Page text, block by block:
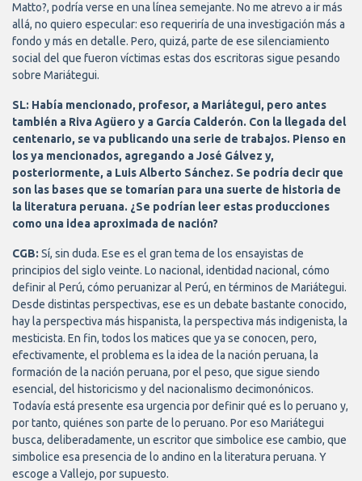
Matto?, podría verse en una línea semejante. No me atrevo a ir más
allá, no quiero especular: eso requeriría de una investigación más a
fondo y más en detalle. Pero, quizá, parte de ese silenciamiento
social del que fueron víctimas estas dos escritoras sigue pesando
sobre Mariátegui.
SL: Había mencionado, profesor, a Mariátegui, pero antes
también a Riva Agüero y a García Calderón. Con la llegada del
centenario, se va publicando una serie de trabajos. Pienso en
los ya mencionados, agregando a José Gálvez y,
posteriormente, a Luis Alberto Sánchez. Se podría decir que
son las bases que se tomarían para una suerte de historia de
la literatura peruana. ¿Se podrían leer estas producciones
como una idea aproximada de nación?
CGB: Sí, sin duda. Ese es el gran tema de los ensayistas de
principios del siglo veinte. Lo nacional, identidad nacional, cómo
definir al Perú, cómo peruanizar al Perú, en términos de Mariátegui.
Desde distintas perspectivas, ese es un debate bastante conocido,
hay la perspectiva más hispanista, la perspectiva más indigenista, la
mesticista. En fin, todos los matices que ya se conocen, pero,
efectivamente, el problema es la idea de la nación peruana, la
formación de la nación peruana, por el peso, que sigue siendo
esencial, del historicismo y del nacionalismo decimonónicos.
Todavía está presente esa urgencia por definir qué es lo peruano y,
por tanto, quiénes son parte de lo peruano. Por eso Mariátegui
busca, deliberadamente, un escritor que simbolice ese cambio, que
simbolice esa presencia de lo andino en la literatura peruana. Y
escoge a Vallejo, por supuesto.